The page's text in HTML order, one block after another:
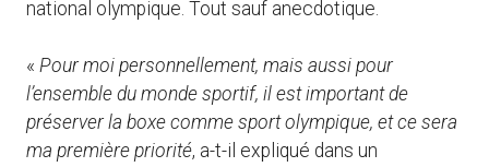
national olympique. Tout sauf anecdotique.
« Pour moi personnellement, mais aussi pour
l’ensemble du monde sportif, il est important de
préserver la boxe comme sport olympique, et ce sera
ma première priorité, a-t-il expliqué dans un